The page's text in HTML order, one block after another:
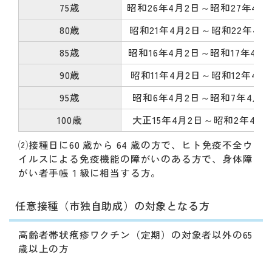
75歳
昭和26年4月2日～昭和27年4月
80歳
昭和21年4月2日～昭和22年4
85歳
昭和16年4月2日～昭和17年4月
90歳
昭和11年4月2日～昭和12年4月
95歳
昭和6年4月2日～昭和7年4月1
100歳
大正15年4月2日～昭和2年4月
⑵接種日に60 歳から 64 歳の方で、ヒト免疫不全ウ
イルスによる免疫機能の障がいのある方で、身体障
がい者手帳１級に相当する方。
任意接種（市独自助成）の対象となる方
高齢者帯状疱疹ワクチン（定期）の対象者以外の65
歳以上の方